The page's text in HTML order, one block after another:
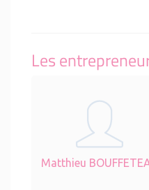
Les
Matthieu